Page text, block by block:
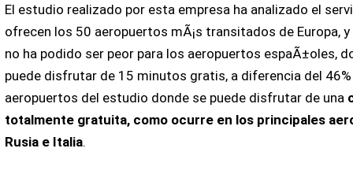
El estudio realizado por esta empresa ha analizado el
ofrecen los 50 aeropuertos mÃ¡s transitados de Europa,
no ha podido ser peor para los aeropuertos espaÃ±oles,
puede disfrutar de 15 minutos gratis, a diferencia del
aeropuertos del estudio donde se puede disfrutar de una
totalmente gratuita, como ocurre en los principales
Rusia e Italia.